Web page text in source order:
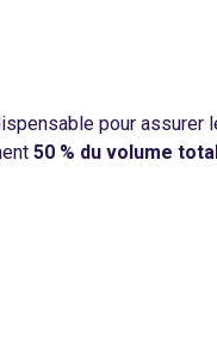
pour assurer
50 % du volume